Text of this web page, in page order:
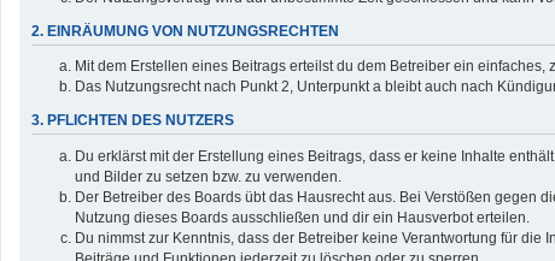
2. EINRÄUMUNG VON NUTZUNGSRECHTEN
Mit dem Erstellen eines Beitrags erteilst du dem Betreiber ein
Das Nutzungsrecht nach Punkt 2, Unterpunkt a bleibt auch nach
3. PFLICHTEN DES NUTZERS
Du erklärst mit der Erstellung eines Beitrags, dass er keine Inhalte
und Bilder zu setzen bzw. zu verwenden.
Der Betreiber des Boards übt das Hausrecht aus. Bei Verstößen gegen
Nutzung dieses Boards ausschließen und dir ein Hausverbot erteilen.
Du nimmst zur Kenntnis, dass der Betreiber keine Verantwortung für